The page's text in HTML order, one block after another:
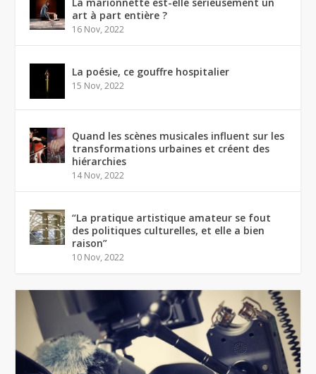
La marionnette est-elle sérieusement un
art à part entière ?
16 Nov, 2022
La poésie, ce gouffre hospitalier
15 Nov, 2022
Quand les scènes musicales influent sur les
transformations urbaines et créent des
hiérarchies
14 Nov, 2022
“La pratique artistique amateur se fout
des politiques culturelles, et elle a bien
raison”
10 Nov, 2022